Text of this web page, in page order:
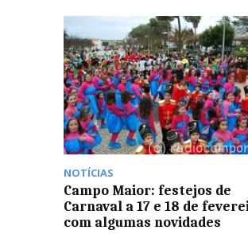
NOTÍCIAS
Campo Maior: festejos de
Carnaval a 17 e 18 de
com algumas novidades